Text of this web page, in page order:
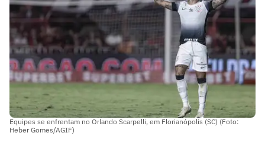
Equipes se enfrentam no Orlando Scarpelli, em Florianópolis (SC) (Foto:
Heber Gomes/AGIF)